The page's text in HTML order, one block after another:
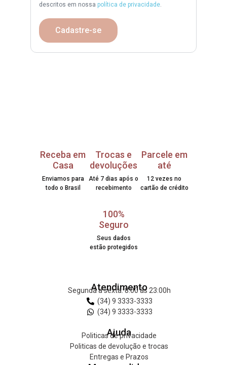
descritos em nossa política de privacidade.
Cadastre-se
Receba em
Casa
Enviamos para
todo o Brasil
Trocas e
devoluções
Até 7 dias após o
recebimento
Parcele em
até
12 vezes no
cartão de crédito
100%
Seguro
Seus dados
estão protegidos
Atendimento
Segunda a sexta: 8:00 às 23:00h
(34) 9 3333-3333
(34) 9 3333-3333
Ajuda
Politicas de privacidade
Politicas de devolução e trocas
Entregas e Prazos